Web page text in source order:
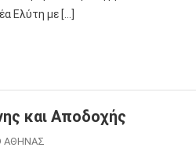
Ελύτη με […]
και Αποδοχής
ΑΘΗΝΑΣ